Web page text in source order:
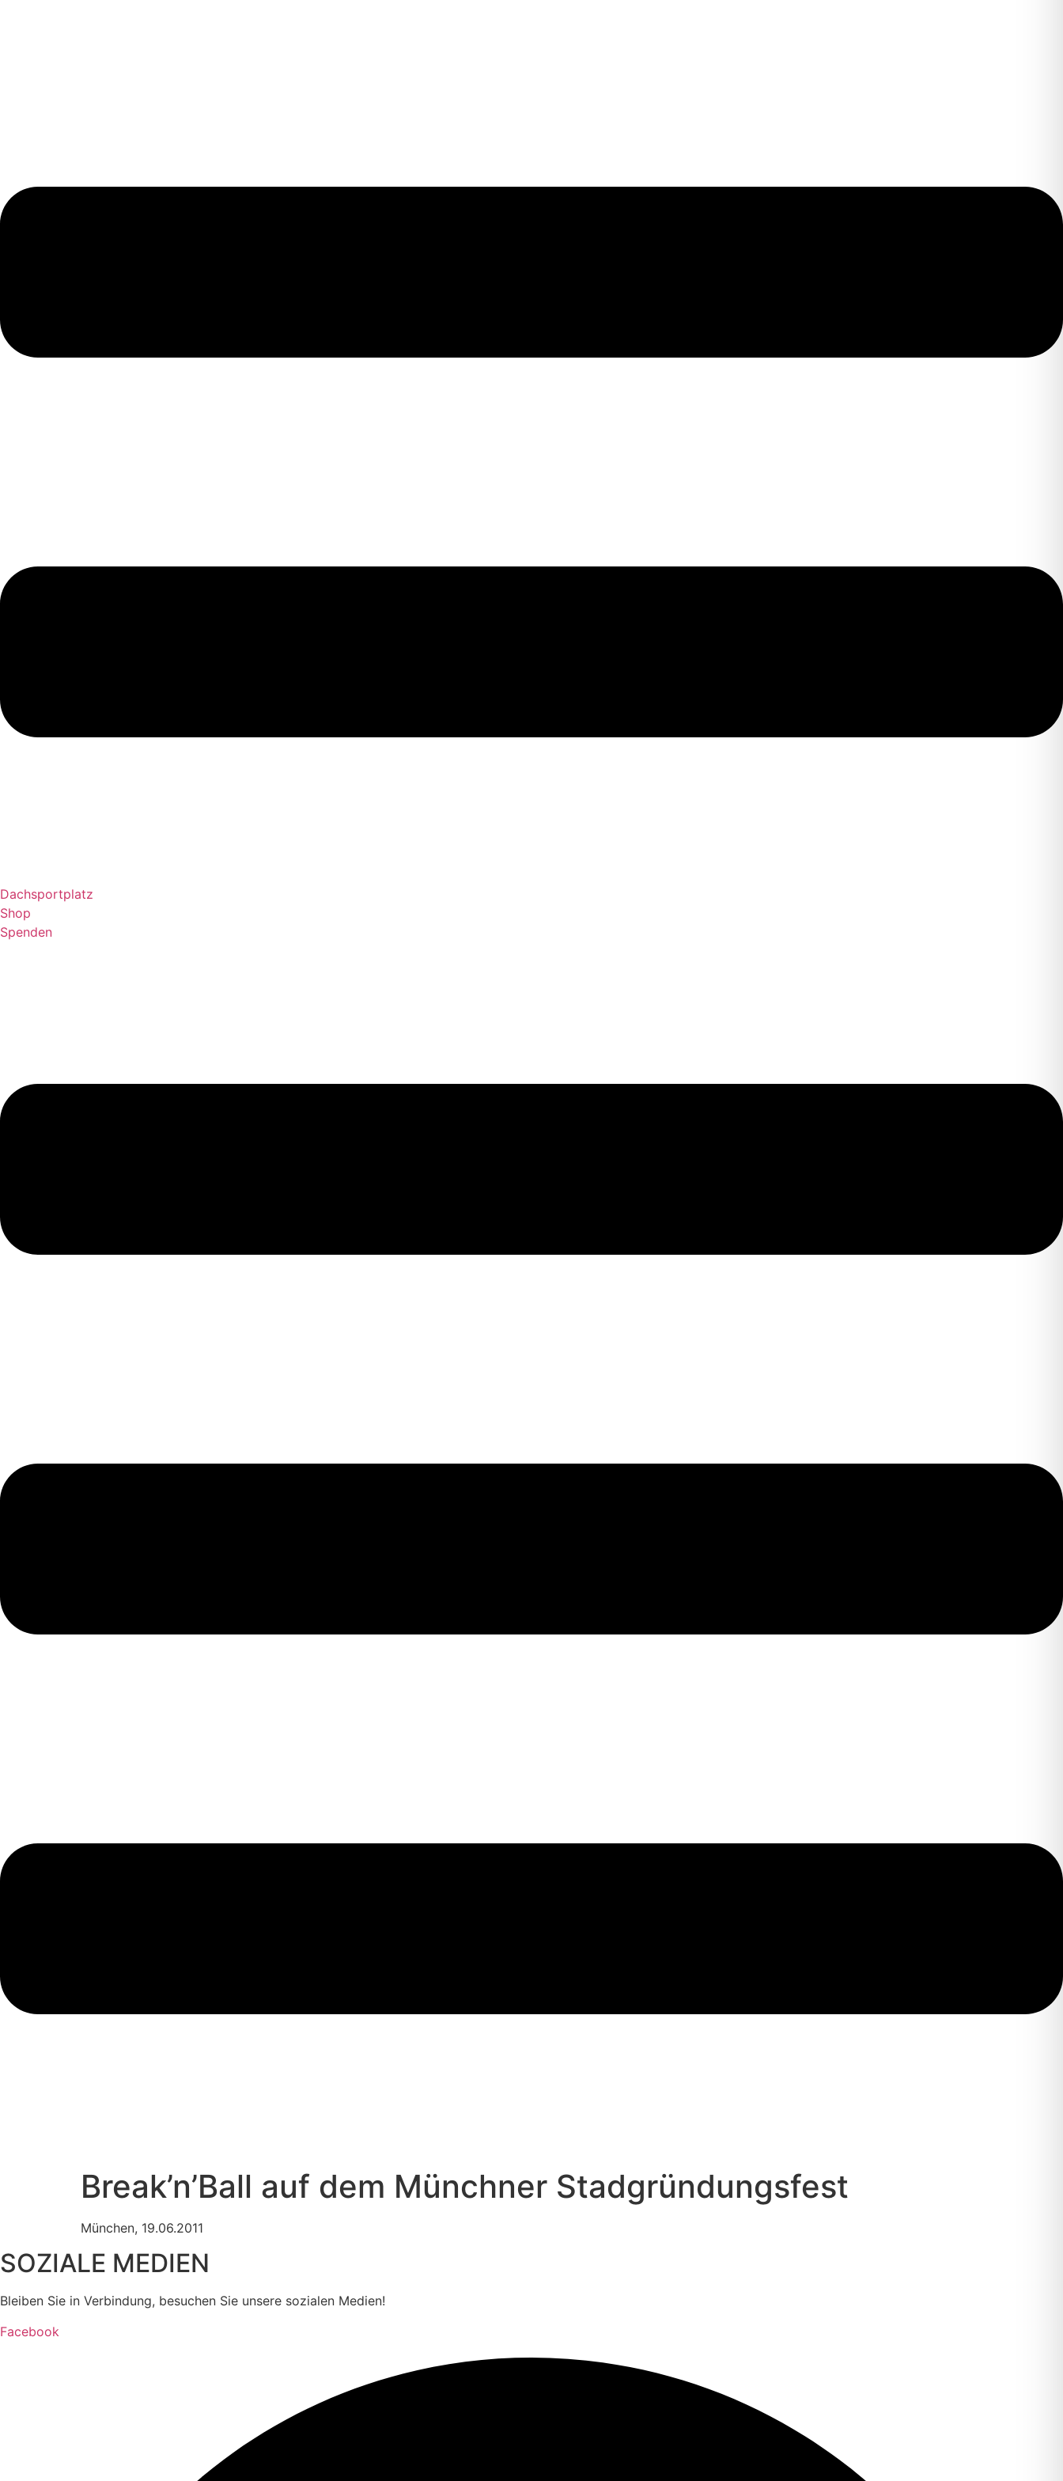
Dachsportplatz
Shop
Spenden
Break’n’Ball auf dem Münchner Stadgründungsfest
München, 19.06.2011
SOZIALE MEDIEN
Bleiben Sie in Verbindung, besuchen Sie unsere sozialen Medien!
Facebook